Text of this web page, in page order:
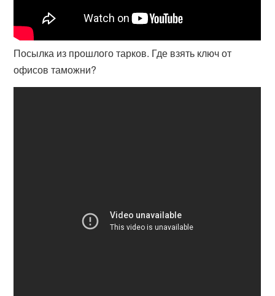
Посылка из прошлого тарков. Где взять ключ от
офисов таможни?